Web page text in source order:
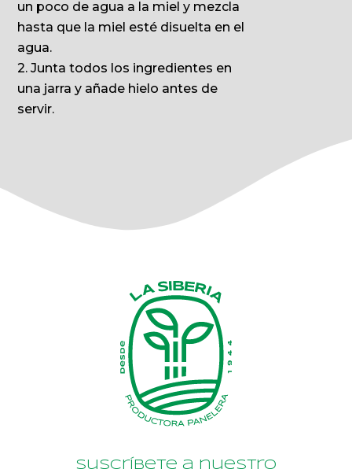
un poco de agua a la miel y mezcla
hasta que la miel esté disuelta en el
agua.
2. Junta todos los ingredientes en
una jarra y añade hielo antes de
servir.
Suscríbete a nuestro